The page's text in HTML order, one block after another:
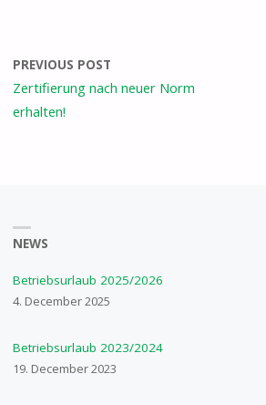
PREVIOUS POST
Zertifierung nach neuer Norm
erhalten!
NEWS
Betriebsurlaub 2025/2026
4. December 2025
Betriebsurlaub 2023/2024
19. December 2023